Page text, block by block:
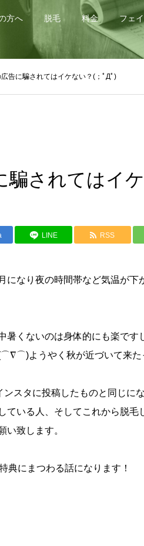
方へ 脱毛 料金 フェ
告に騙されてはイケない？(；ﾟДﾟ)
騙されてはイ
LINE RSS
になり夜の時間帯など気温が下
暑くないのは身体的にも楽で
ようやく秋が近づいて来た
スタに投稿したものと同じに
ている人、そしてこれから脱毛
い致します。
にまつわる話になります！